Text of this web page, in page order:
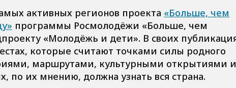
активных регионов проекта «Больше, чем
программы Росмолодёжи «Больше, чем
«Молодёжь и дети». В своих
которые считают точками силы родного
маршрутами, культурными открытиями и
их мнению, должна узнать вся страна.